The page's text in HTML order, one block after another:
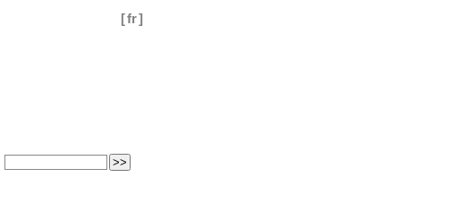
[fr]